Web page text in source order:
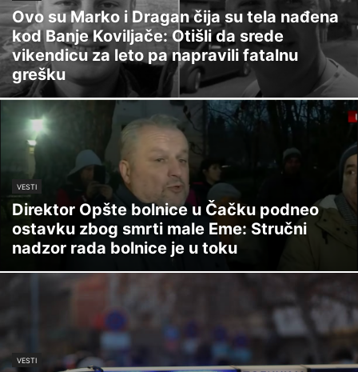
Ovo su Marko i Dragan čija su tela nađena
kod Banje Koviljače: Otišli da srede
vikendicu za leto pa napravili fatalnu
grešku
VESTI
Direktor Opšte bolnice u Čačku podneo
ostavku zbog smrti male Eme: Stručni
nadzor rada bolnice je u toku
VESTI